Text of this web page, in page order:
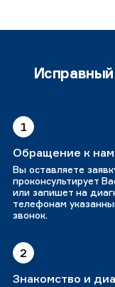
1
Обращение к нам
Вы оставляете
проконсультирует
или запишет на
телефонам
звонок.
2
Знакомство и